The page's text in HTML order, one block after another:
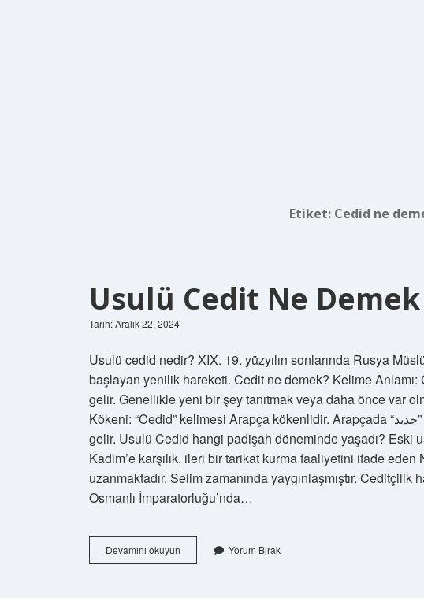
Etiket: Cedid ne
Usulü Cedit Ne Demek
Tarih: Aralık 22, 2024
Usulü cedid nedir? XIX. 19. yüzyılın sonlarında Rusya
başlayan yenilik hareketi. Cedit ne demek? Kelime
gelir. Genellikle yeni bir şey tanıtmak veya daha önce var
Kökeni: “Cedid” kelimesi Arapça kökenlidir. Arapçada “جديد” (jadeed) kelimesi yeni veya taze anlamına
gelir. Usulü Cedid hangi padişah döneminde yaşadı? Eski
Kadim’e karşılık, ileri bir tarikat kurma faaliyetini ifade
uzanmaktadır. Selim zamanında yaygınlaşmıştır.
Osmanlı İmparatorluğu’nda…
Devamını okuyun
Cedit
Yorum Bırak